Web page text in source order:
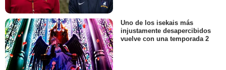
Uno de los isekais más
injustamente desapercibidos
vuelve con una temporada 2